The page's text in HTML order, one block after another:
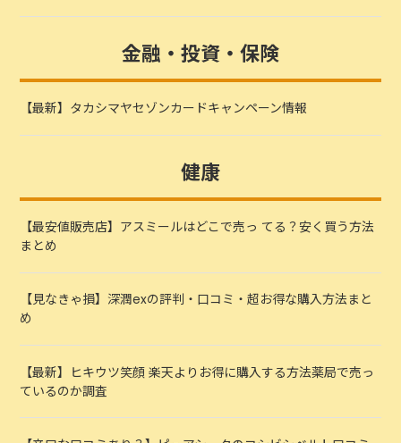
金融・投資・保険
【最新】タカシマヤセゾンカードキャンペーン情報
健康
【最安値販売店】アスミールはどこで売っ てる？安く買う方法
まとめ
【見なきゃ損】深潤exの評判・口コミ・超お得な購入方法まと
め
【最新】ヒキウツ笑顔 楽天よりお得に購入する方法薬局で売っ
ているのか調査